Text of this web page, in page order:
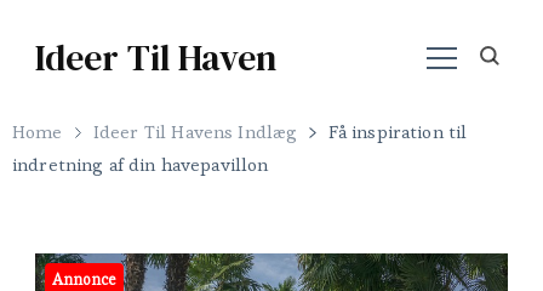
Ideer Til Haven
Home Ideer Til Havens Indlæg
Få inspiration til
indretning af din havepavillon
Annonce